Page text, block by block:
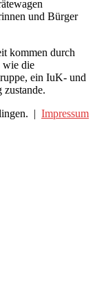
und Bürger
kommen durch
wie die
ein IuK- und
zustande.
| Impressum